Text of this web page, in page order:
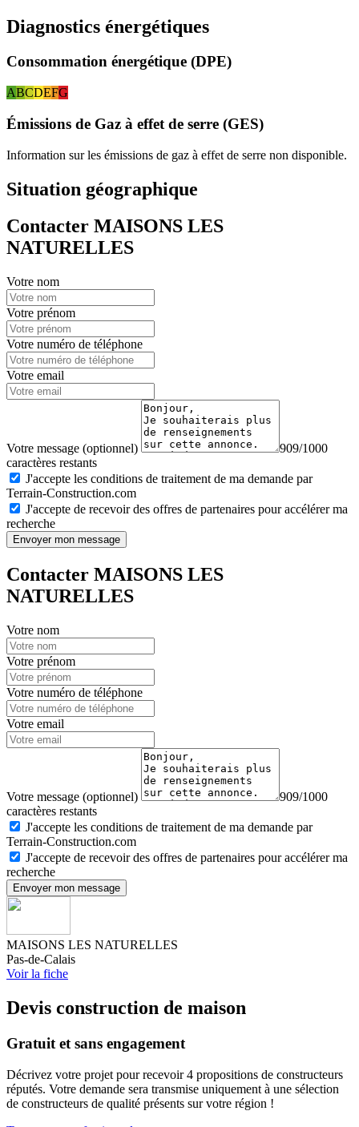
Diagnostics énergétiques
Consommation énergétique (DPE)
ABCDEFG
Émissions de Gaz à effet de serre (GES)
Information sur les émissions de gaz à effet de serre non disponible.
Situation géographique
Contacter MAISONS LES
NATURELLES
Votre nom
Votre prénom
Votre numéro de téléphone
Votre email
Votre message (optionnel)
909/1000
caractères restants
J'accepte les conditions de traitement de ma demande par
Terrain-Construction.com
J'accepte de recevoir des offres de partenaires pour accélérer ma
recherche
Envoyer mon message
Contacter MAISONS LES
NATURELLES
Votre nom
Votre prénom
Votre numéro de téléphone
Votre email
Votre message (optionnel)
909/1000
caractères restants
J'accepte les conditions de traitement de ma demande par
Terrain-Construction.com
J'accepte de recevoir des offres de partenaires pour accélérer ma
recherche
Envoyer mon message
MAISONS LES NATURELLES
Pas-de-Calais
Voir la fiche
Devis construction de maison
Gratuit et sans engagement
Décrivez votre projet pour recevoir 4 propositions de constructeurs
réputés. Votre demande sera transmise uniquement à une sélection
de constructeurs de qualité présents sur votre région !